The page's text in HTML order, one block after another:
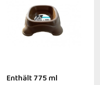
Enthält 775 ml